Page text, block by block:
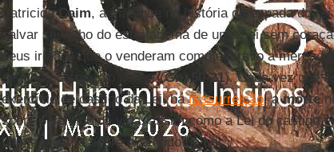
fratricidaCaim, a mãe que na história da espada do rei
salvar seu filho do estratagema de uma Lei sem
seus irmãos que o venderam como escravo a
segundo o coração deles" (Gn, 50-21). Cada vez que
exercício de castigo da Lei, háressurreição: amorte
sobre o sentido da vida, assim como a Lei do castigo
última palavra sobre o sentido da Lei.